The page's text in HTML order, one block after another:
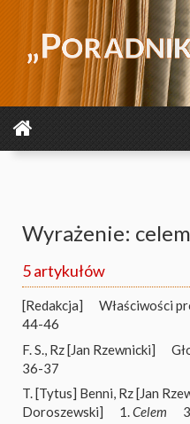
Wyrażenie: celem
5 artykułów
[Redakcja] Właściwości
44-46
F. S.
Rz [Jan Rzewnicki]
36-37
T. [Tytus] Benni, Rz [Jan
Doroszewski]
1.Celem